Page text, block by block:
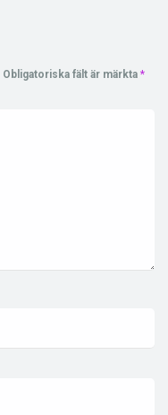
Obligatoriska fält är märkta *